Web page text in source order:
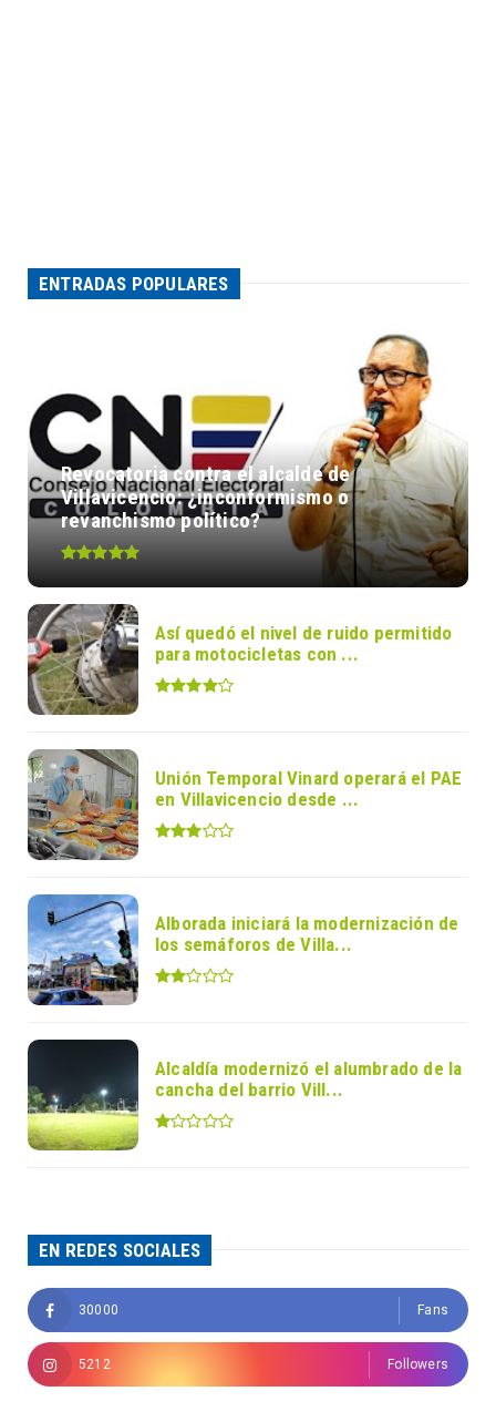
ENTRADAS POPULARES
Revocatoria contra el alcalde de
Villavicencio: ¿inconformismo o
revanchismo político?
Así quedó el nivel de ruido permitido
para motocicletas con ...
Unión Temporal Vinard operará el PAE
en Villavicencio desde ...
Alborada iniciará la modernización de
los semáforos de Villa...
Alcaldía modernizó el alumbrado de la
cancha del barrio Vill...
EN REDES SOCIALES
30000 Fans
5212 Followers